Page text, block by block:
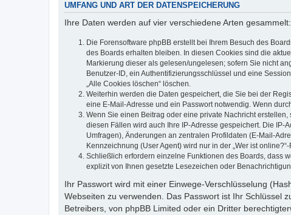
UMFANG UND ART DER DATENSPEICHERUNG
Ihre Daten werden auf vier verschiedene Arten gesammelt:
Die Forensoftware phpBB erstellt bei Ihrem Besuch des
des Boards erhalten bleiben. In diesen Cookies sind die
Markierung dieser als gelesen/ungelesen; sofern Sie nicht
Benutzer-ID, ein Authentifizierungsschlüssel und eine
„Alle Cookies löschen“ löschen.
Weiterhin werden die Daten gespeichert, die Sie bei der
eine E-Mail-Adresse und ein Passwort notwendig. Wenn
Wenn Sie einen Beitrag oder eine private Nachricht
diesen Fällen wird auch Ihre IP-Adresse gespeichert. Die
Umfragen), Änderungen an zentralen Profildaten (E-Mail-
Kennzeichnung (User Agent) wird nur in der „Wer ist
Schließlich erfordern einzelne Funktionen des Boards, dass
explizit von Ihnen gesetzte Lesezeichen oder
Ihr Passwort wird mit einer Einwege-Verschlüsselung
Webseiten zu verwenden. Das Passwort ist Ihr Schlüssel
Betreibers, von phpBB Limited oder ein Dritter